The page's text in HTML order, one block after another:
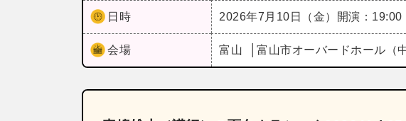
日時 2026年7月10日（金） 開演：19:00
会場 富山 富山市オーバードホール（